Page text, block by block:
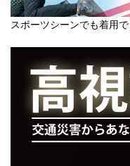
スポーツシーンでも着用